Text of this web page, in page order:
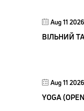
Aug 11 2026
ВІЛЬНИЙ
Aug 11 2026
YOGA